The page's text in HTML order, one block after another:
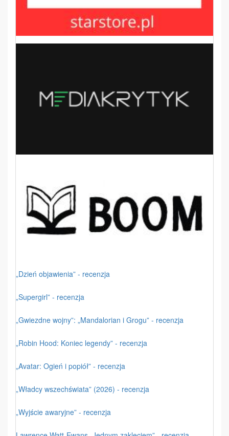
„Dzień objawienia” - recenzja
„Supergirl” - recenzja
„Gwiezdne wojny”: „Mandalorian i Grogu” - recenzja
„Robin Hood: Koniec legendy” - recenzja
„Avatar: Ogień i popiół” - recenzja
„Władcy wszechświata” (2026) - recenzja
„Wyjście awaryjne” - recenzja